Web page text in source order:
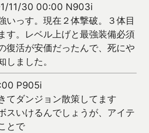
11/30 00:00 N903i
いっす。現在２体撃破。３体目
す。レベル上げと最強装備必須
復活が安価だったんで、死にや
しました。
P905i
てダンジョン散策してます
スいけるんでしょうが、アイテ
とで